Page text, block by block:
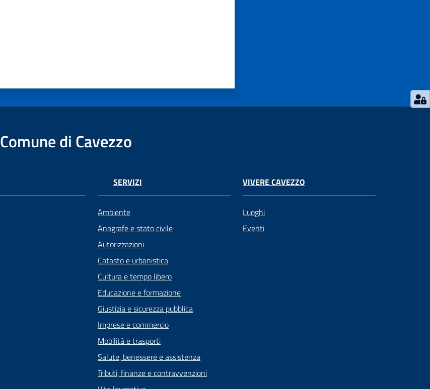
Comune di Cavezzo
SERVIZI
Ambiente
Anagrafe e stato civile
Autorizzazioni
Catasto e urbanistica
Cultura e tempo libero
Educazione e formazione
Giustizia e sicurezza pubblica
Imprese e commercio
Mobilità e trasporti
Salute, benessere e assistenza
Tributi, finanze e contravvenzioni
VIVERE CAVEZZO
Luoghi
Eventi